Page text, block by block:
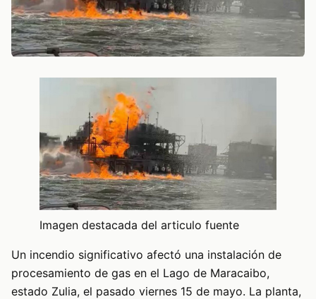
Imagen destacada del articulo fuente
Un incendio significativo afectó una instalación de
procesamiento de gas en el Lago de Maracaibo,
estado Zulia, el pasado viernes 15 de mayo. La planta,